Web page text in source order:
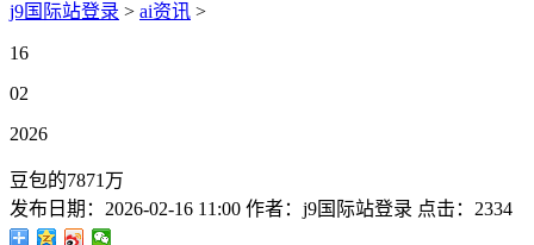
j9国际站登录 > ai资讯 >
16
02
2026
豆包的7871万
发布日期： 2026-02-16 11:00 作者： j9国际站登录 点击： 2334